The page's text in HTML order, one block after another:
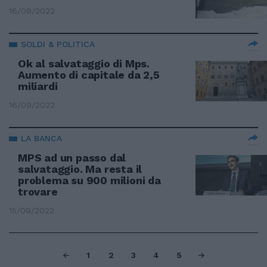
16/09/2022
SOLDI & POLITICA
Ok al salvataggio di Mps.
Aumento di capitale da 2,5
miliardi
16/09/2022
LA BANCA
MPS ad un passo dal
salvataggio. Ma resta il
problema su 900 milioni da
trovare
15/09/2022
1 2 3 4 5